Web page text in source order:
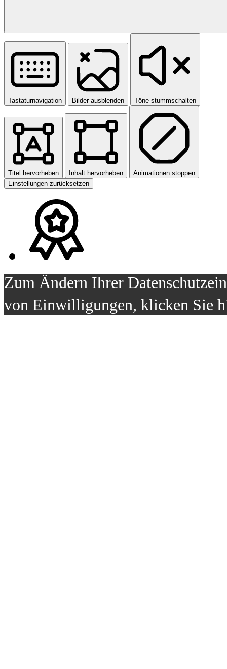
Tastaturnavigation Bilder ausblenden Töne stummschalten
Titel hervorheben Inhalt hervorheben
Animationen stoppen
Einstellungen zurücksetzen
Zum Ändern Ihrer
von Einwilligungen, klicken Sie